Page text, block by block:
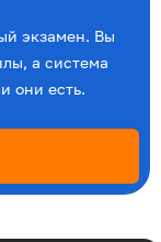
экзамен. Вы
а система
они есть.